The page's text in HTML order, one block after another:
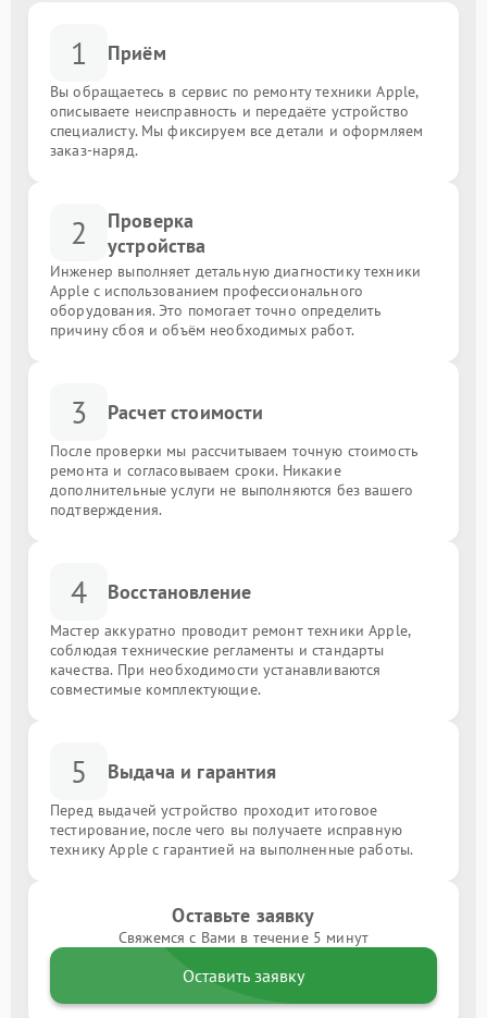
1 Приём
Вы обращаетесь в сервис по ремонту техники Apple,
описываете неисправность и передаёте устройство
специалисту. Мы фиксируем все детали и оформляем
заказ-наряд.
2
Проверка
устройства
Инженер выполняет детальную диагностику техники
Apple с использованием профессионального
оборудования. Это помогает точно определить
причину сбоя и объём необходимых работ.
3 Расчет стоимости
После проверки мы рассчитываем точную стоимость
ремонта и согласовываем сроки. Никакие
дополнительные услуги не выполняются без вашего
подтверждения.
4 Восстановление
Мастер аккуратно проводит ремонт техники Apple,
соблюдая технические регламенты и стандарты
качества. При необходимости устанавливаются
совместимые комплектующие.
5 Выдача и гарантия
Перед выдачей устройство проходит итоговое
тестирование, после чего вы получаете исправную
технику Apple с гарантией на выполненные работы.
Оставьте заявку
Свяжемся с Вами в течение 5 минут
Оставить заявку